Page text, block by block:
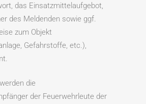
das Einsatzmittelaufgebot,
des Meldenden sowie ggf.
zum Objekt
Gefahrstoffe, etc.),
die
der Feuerwehrleute der